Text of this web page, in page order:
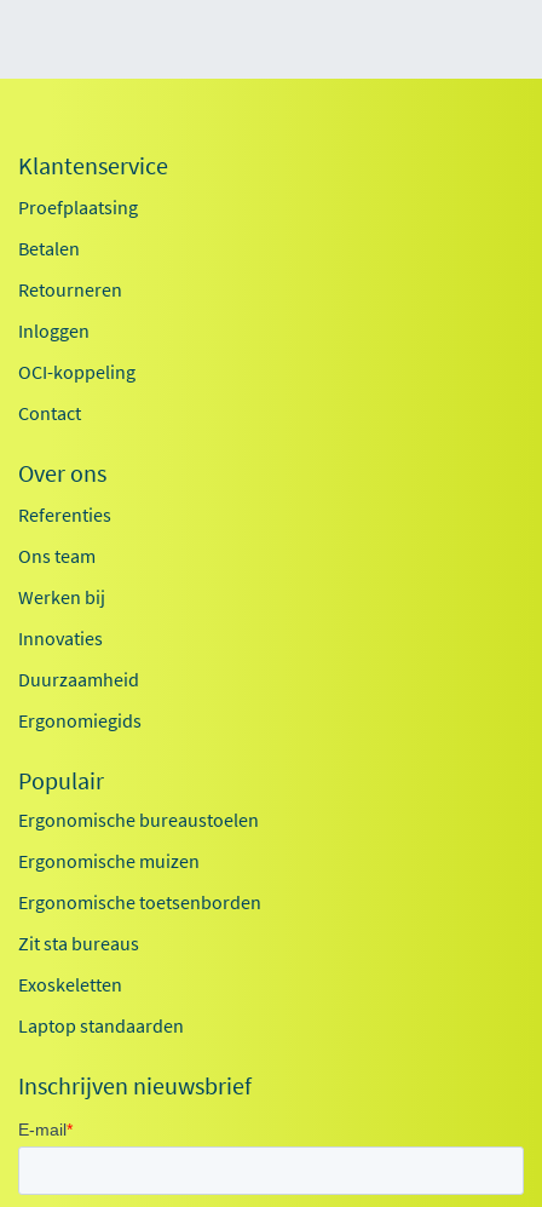
Klantenservice
Proefplaatsing
Betalen
Retourneren
Inloggen
OCI-koppeling
Contact
Over ons
Referenties
Ons team
Werken bij
Innovaties
Duurzaamheid
Ergonomiegids
Populair
Ergonomische bureaustoelen
Ergonomische muizen
Ergonomische toetsenborden
Zit sta bureaus
Exoskeletten
Laptop standaarden
Inschrijven nieuwsbrief